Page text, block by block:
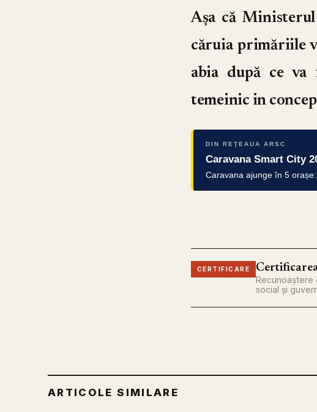
Așa că
căruia primăriile
abia după ce
temeinic in
DIN REȚEAUA ARSC
Caravana Smart City
Caravana ajunge în 5
CERTIFICARE
Recunoaștere
social și
ARTICOLE SIMILARE